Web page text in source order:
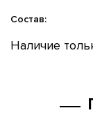
Состав:
Наличие